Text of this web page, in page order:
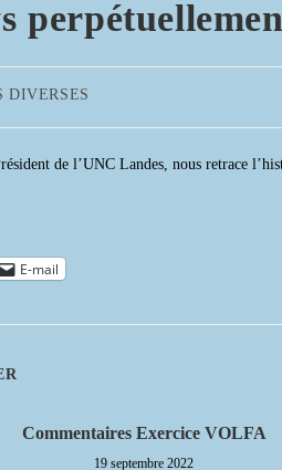
DIVERSES
de l’UNC Landes, nous retrace
E-mail
Commentaires Exercice VOLFA
19 septembre 2022